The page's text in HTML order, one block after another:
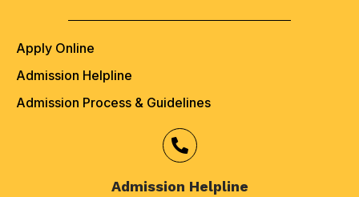
Apply Online
Admission Helpline
Admission Process & Guidelines
Admission Helpline